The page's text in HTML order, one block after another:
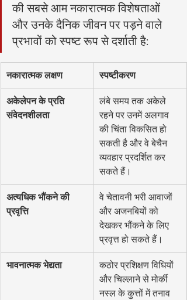
की सबसे आम नकारात्मक विशेषताओं
और उनके दैनिक जीवन पर पड़ने वाले
प्रभावों को स्पष्ट रूप से दर्शाती है:
नकारात्मक लक्षण स्पष्टीकरण
अकेलेपन के प्रति
संवेदनशीलता
लंबे समय तक अकेले
रहने पर उनमें अलगाव
की चिंता विकसित हो
सकती है और वे बेचैन
व्यवहार प्रदर्शित कर
सकते हैं।
अत्यधिक भौंकने की
प्रवृत्ति
वे चेतावनी भरी आवाजों
और अजनबियों को
देखकर भौंकने के लिए
प्रवृत्त हो सकते हैं।
भावनात्मक भेद्यता
कठोर प्रशिक्षण विधियों
और चिल्लाने से मोर्की
नस्ल के कुत्तों में तनाव